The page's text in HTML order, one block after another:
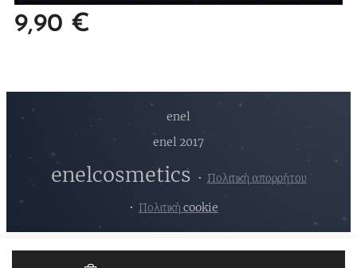
9,90 €
enel
enel 2017
enelcosmetics Πολιτική απορρήτου
Πολιτική cookie